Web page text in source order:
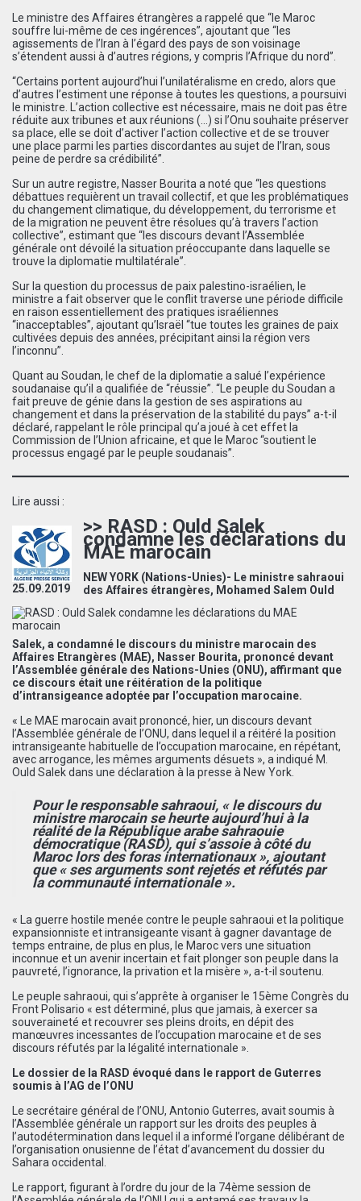
Le ministre des Affaires étrangères a rappelé que “le Maroc
souffre lui-même de ces ingérences”, ajoutant que “les
agissements de l’Iran à l’égard des pays de son voisinage
s’étendent aussi à d’autres régions, y compris l’Afrique du nord”.
“Certains portent aujourd’hui l’unilatéralisme en credo, alors que
d’autres l’estiment une réponse à toutes les questions, a poursuivi
le ministre. L’action collective est nécessaire, mais ne doit pas être
réduite aux tribunes et aux réunions (…) si l’Onu souhaite préserver
sa place, elle se doit d’activer l’action collective et de se trouver
une place parmi les parties discordantes au sujet de l’Iran, sous
peine de perdre sa crédibilité”.
Sur un autre registre, Nasser Bourita a noté que “les questions
débattues requièrent un travail collectif, et que les problématiques
du changement climatique, du développement, du terrorisme et
de la migration ne peuvent être résolues qu’à travers l’action
collective”, estimant que “les discours devant l’Assemblée
générale ont dévoilé la situation préoccupante dans laquelle se
trouve la diplomatie multilatérale”.
Sur la question du processus de paix palestino-israélien, le
ministre a fait observer que le conflit traverse une période difficile
en raison essentiellement des pratiques israéliennes
“inacceptables”, ajoutant qu’Israël “tue toutes les graines de paix
cultivées depuis des années, précipitant ainsi la région vers
l’inconnu”.
Quant au Soudan, le chef de la diplomatie a salué l’expérience
soudanaise qu’il a qualifiée de “réussie”. “Le peuple du Soudan a
fait preuve de génie dans la gestion de ses aspirations au
changement et dans la préservation de la stabilité du pays” a-t-il
déclaré, rappelant le rôle principal qu’a joué à cet effet la
Commission de l’Union africaine, et que le Maroc “soutient le
processus engagé par le peuple soudanais”.
Lire aussi :
25.09.2019
>> RASD : Ould Salek
condamne les déclarations du
MAE marocain
NEW YORK (Nations-Unies)- Le ministre sahraoui
des Affaires étrangères, Mohamed Salem Ould
Salek, a condamné le discours du ministre marocain des
Affaires Etrangères (MAE), Nasser Bourita, prononcé devant
l’Assemblée générale des Nations-Unies (ONU), affirmant que
ce discours était une réitération de la politique
d’intransigeance adoptée par l’occupation marocaine.
« Le MAE marocain avait prononcé, hier, un discours devant
l’Assemblée générale de l’ONU, dans lequel il a réitéré la position
intransigeante habituelle de l’occupation marocaine, en répétant,
avec arrogance, les mêmes arguments désuets », a indiqué M.
Ould Salek dans une déclaration à la presse à New York.
Pour le responsable sahraoui, « le discours du
ministre marocain se heurte aujourd’hui à la
réalité de la République arabe sahraouie
démocratique (RASD), qui s’assoie à côté du
Maroc lors des foras internationaux », ajoutant
que « ses arguments sont rejetés et réfutés par
la communauté internationale ».
« La guerre hostile menée contre le peuple sahraoui et la politique
expansionniste et intransigeante visant à gagner davantage de
temps entraine, de plus en plus, le Maroc vers une situation
inconnue et un avenir incertain et fait plonger son peuple dans la
pauvreté, l’ignorance, la privation et la misère », a-t-il soutenu.
Le peuple sahraoui, qui s’apprête à organiser le 15ème Congrès du
Front Polisario « est déterminé, plus que jamais, à exercer sa
souveraineté et recouvrer ses pleins droits, en dépit des
manœuvres incessantes de l’occupation marocaine et de ses
discours réfutés par la légalité internationale ».
Le dossier de la RASD évoqué dans le rapport de Guterres
soumis à l’AG de l’ONU
Le secrétaire général de l’ONU, Antonio Guterres, avait soumis à
l’Assemblée générale un rapport sur les droits des peuples à
l’autodétermination dans lequel il a informé l’organe délibérant de
l’organisation onusienne de l’état d’avancement du dossier du
Sahara occidental.
Le rapport, figurant à l’ordre du jour de la 74ème session de